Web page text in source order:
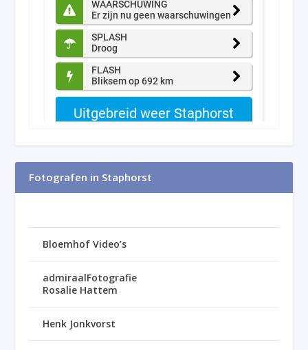
Fotografen in Staphorst
Bloemhof Video’s
admiraalFotografie
Rosalie Hattem
Henk Jonkvorst